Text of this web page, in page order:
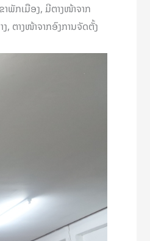
ພັກເມືອງ, ມີຕາງໜ້າຈາກ
ຕາງໜ້າຈາກອົງການຈັດຕັ້ງ